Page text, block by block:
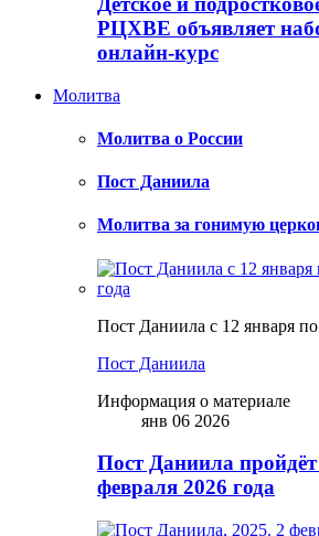
РЦХВЕ объявляет
онлайн-курс
Молитва
Молитва о России
Пост Даниила
Молитва за гонимую
Пост Даниила с 12 января
Пост Даниила
Информация о материале
янв 06 2026
Пост Даниила
февраля 2026 года